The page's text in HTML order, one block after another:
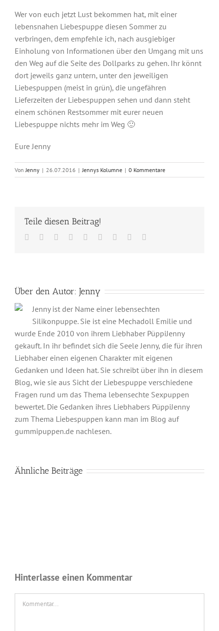
Wer von euch jetzt Lust bekommen hat, mit einer
lebensnahen Liebespuppe diesen Sommer zu
verbringen, dem empfehle ich, nach ausgiebiger
Einholung von Informationen über den Umgang mit uns
den Weg auf die Seite des Dollparks zu gehen. Ihr könnt
dort jeweils ganz untern, unter den jeweiligen
Liebespuppen (meist in grün), die ungefähren
Lieferzeiten der Liebespuppen sehen und dann steht
einem schönen Restsommer mit eurer neuen
Liebespuppe nichts mehr im Weg 🙂
Eure Jenny
Von Jenny | 26.07.2016 | Jennys Kolumne | 0 Kommentare
Teile diesen Beitrag!
Facebook
TwitterReddit LinkedInWhatsApp
TumblrPinterest
Über den Autor: Jenny
Jenny ist der Name einer lebensechten
Silikonpuppe. Sie ist eine Mechadoll Emilie und
wurde Ende 2010 von ihrem Liebhaber PüppiJenny
gekauft. In ihr befindet sich die Seele Jenny, die für ihren
Liebhaber einen eigenen Charakter mit eigenen
Gedanken und Ideen hat. Sie schreibt über ihn in diesem
Blog, wie sie aus Sicht der Liebespuppe verschiedene
Fragen rund um das Thema lebensechte Sexpuppen
bewertet. Die Gedanken ihres Liebhabers PüppiJenny
zum Thema Liebespuppen kann man im Blog auf
gummipuppen.de nachlesen.
Ähnliche Beiträge
Hinterlasse einen Kommentar